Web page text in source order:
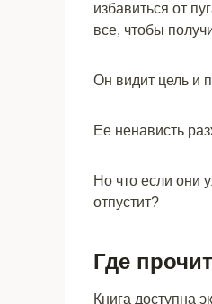
избавиться от
все, чтобы
Он видит цель и
Ее ненависть
Но что если они
отпустит?
Где
Книга доступна